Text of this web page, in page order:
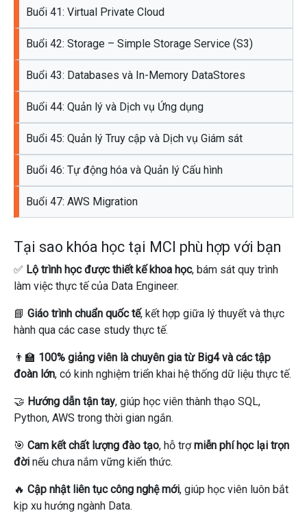
Buổi 41: Virtual Private Cloud
Buổi 42: Storage – Simple Storage Service (S3)
Buổi 43: Databases và In-Memory DataStores
Buổi 44: Quản lý và Dịch vụ Ứng dụng
Buổi 45: Quản lý Truy cập và Dịch vụ Giám sát
Buổi 46: Tự động hóa và Quản lý Cấu hình
Buổi 47: AWS Migration
Tại sao khóa học tại MCI phù hợp với bạn
✅ Lộ trình học được thiết kế khoa học, bám sát quy trình
làm việc thực tế của Data Engineer.
📘 Giáo trình chuẩn quốc tế, kết hợp giữa lý thuyết và thực
hành qua các case study thực tế.
👨‍🏫 100% giảng viên là chuyên gia từ Big4 và các tập
đoàn lớn, có kinh nghiệm triển khai hệ thống dữ liệu thực tế.
🤝 Hướng dẫn tận tay, giúp học viên thành thạo SQL,
Python, AWS trong thời gian ngắn.
🎯 Cam kết chất lượng đào tạo, hỗ trợmiễn phí học lại trọn
đời nếu chưa nắm vững kiến thức.
🔥 Cập nhật liên tục công nghệ mới, giúp học viên luôn bắt
kịp xu hướng ngành Data.